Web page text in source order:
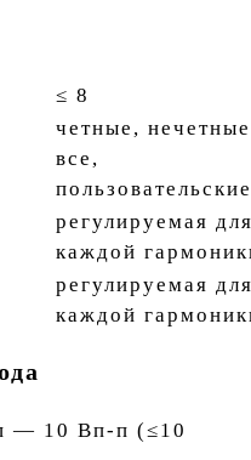
≤ 8
четные,
все,
пользовательские
регулируемая
каждой
регулируемая
каждой
— 10 Вп-п (≤10